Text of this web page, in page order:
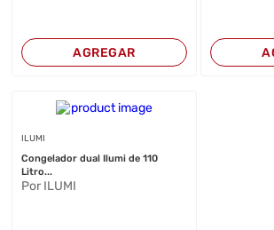
AGREGAR
ILUMI
Congelador dual Ilumi de 110
Litro...
Por ILUMI